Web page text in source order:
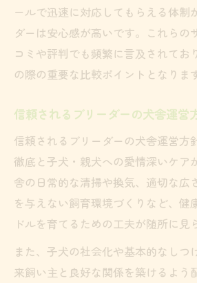
ールで迅速に対応してもらえる体制
ダーは安心感が高いです。これらの
コミや評判でも頻繁に言及されてお
の際の重要な比較ポイントとなりま
信頼されるブリーダーの犬舎運営
信頼されるブリーダーの犬舎運営方
徹底と子犬・親犬への愛情深いケア
舎の日常的な清掃や換気、適切な広
を与えない飼育環境づくりなど、健
ドルを育てるための工夫が随所に見
また、子犬の社会化や基本的なしつ
来飼い主と良好な関係を築けるよう